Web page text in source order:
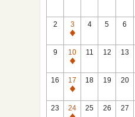
2
3
休
館
日
4 5 6
9
10
休
館
日
11 12 13
16
17
休
館
18 19 20
23
24
25 26 27